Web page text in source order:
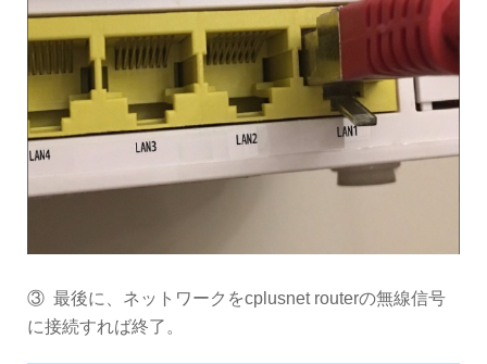
③ 最後に、ネットワークをcplusnet routerの無線信号
に接続すれば終了。